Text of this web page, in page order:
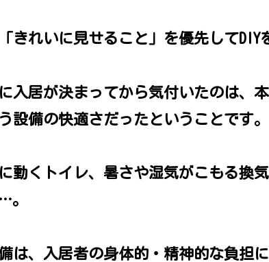
きれいに見せること」を優先してDIY
入居が決まってから気付いたのは、
設備の快適さだったということです。
動くトイレ、暑さや湿気がこもる換
。
は、入居者の身体的・精神的な負担に